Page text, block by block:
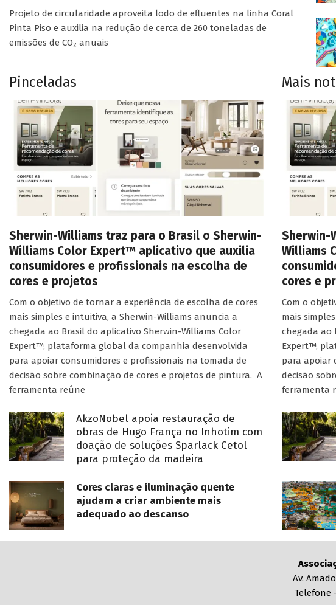
Projeto de circularidade aproveita lodo de efluentes na linha Coral
Pinta Piso e auxilia na redução de cerca de 260 toneladas de
emissões de CO₂ anuais
Pinceladas
Sherwin-Williams traz para o Brasil o Sherwin-
Williams Color Expert™ aplicativo que auxilia
consumidores e profissionais na escolha de
cores e projetos
Com o objetivo de tornar a experiência de escolha de cores
mais simples e intuitiva, a Sherwin-Williams anuncia a
chegada ao Brasil do aplicativo Sherwin-Williams Color
Expert™, plataforma global da companhia desenvolvida
para apoiar consumidores e profissionais na tomada de
decisão sobre combinação de cores e projetos de pintura. A
ferramenta reúne
AkzoNobel apoia restauração de
obras de Hugo França no Inhotim com
doação de soluções Sparlack Cetol
para proteção da madeira
Cores claras e iluminação quente
ajudam a criar ambiente mais
adequado ao descanso
Mais
Sherwin-
Williams
cores e
Com o
mais
chegada ao
Expert™,
para apoiar
decisão
ferramenta
Av.
Telefone